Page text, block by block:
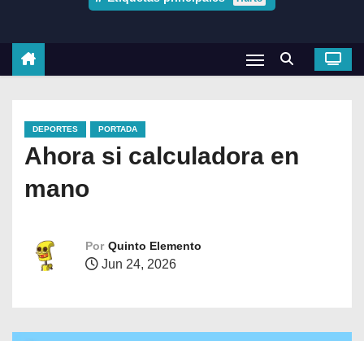
DEPORTES PORTADA
Ahora si calculadora en
mano
Por Quinto Elemento
Jun 24, 2026